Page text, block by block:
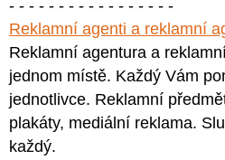
- - - - - - - - - - - - - - - - -
Reklamní agenti a reklamní
Reklamní agentura a
jednom místě. Každý Vám
jednotlivce. Reklamní
plakáty, mediální reklama.
každý.